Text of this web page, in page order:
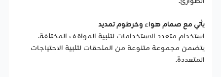
يأتي مع صمام هواء وخرطوم تمديد
استخدام متعدد الاستخدامات لتلبية المواقف المختلفة.
يتضمن مجموعة متنوعة من الملحقات لتلبية الاحتياجات
المتعددة.